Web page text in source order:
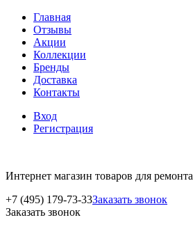
Главная
Отзывы
Акции
Коллекции
Бренды
Доставка
Контакты
Вход
Регистрация
Интернет магазин товаров для ремонта
+7 (495) 179-73-33Заказать звонок
Заказать звонок